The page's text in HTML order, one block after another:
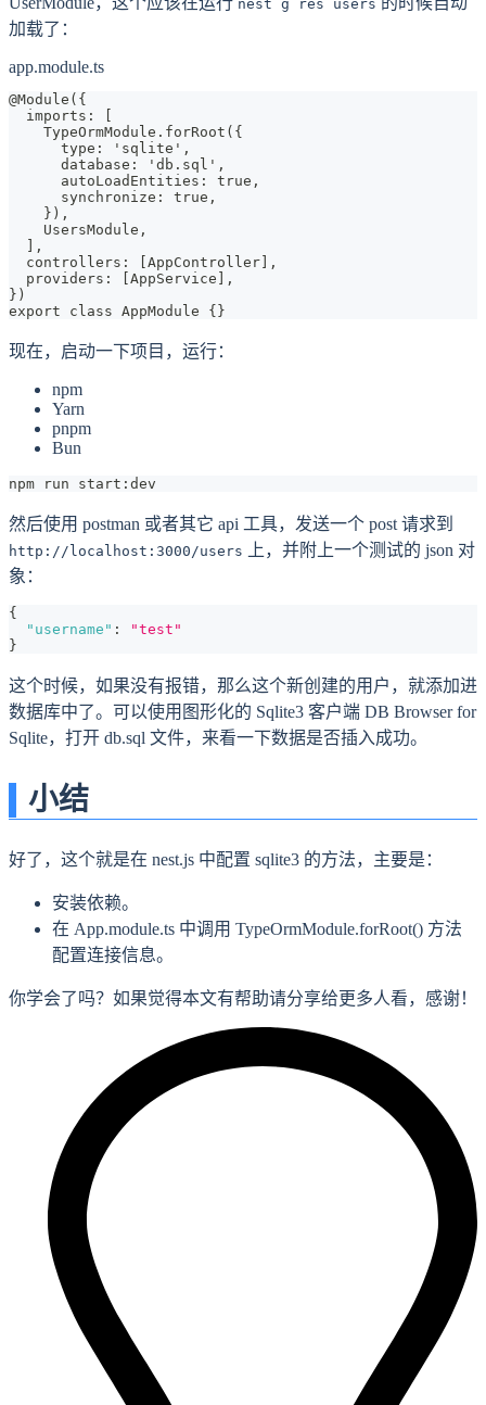
nest g res users
加载了：
app.module.ts
@Module({
  imports: [
    TypeOrmModule.forRoot({
      type: 'sqlite',
      database: 'db.sql',
      autoLoadEntities: true,
      synchronize: true,
    }),
    UsersModule,
  ],
  controllers: [AppController],
  providers: [AppService],
})
export class AppModule {}
现在，启动一下项目，运行：
npm
Yarn
pnpm
Bun
npm run start:dev
然后使用 postman 或者其它 api 工具，发送一个 post 请求到
http://localhost:3000/users
上，并附上一个测试的 json 对
象：
{
"username" :
"test"
}
这个时候，如果没有报错，那么这个新创建的用户，就添加进
数据库中了。可以使用图形化的 Sqlite3 客户端 DB Browser for
Sqlite，打开 db.sql 文件，来看一下数据是否插入成功。
小结
好了，这个就是在 nest.js 中配置 sqlite3 的方法，主要是：
安装依赖。
在 App.module.ts 中调用 TypeOrmModule.forRoot() 方法
配置连接信息。
你学会了吗？如果觉得本文有帮助请分享给更多人看，感谢！